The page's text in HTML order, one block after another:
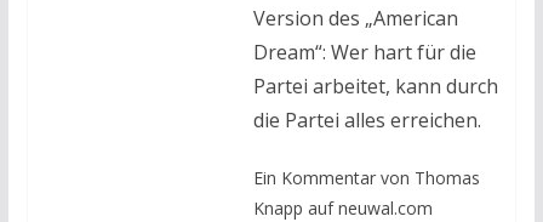
Version des „American
Dream“: Wer hart für die
Partei arbeitet, kann durch
die Partei alles erreichen.
Ein Kommentar von Thomas
Knapp auf neuwal.com